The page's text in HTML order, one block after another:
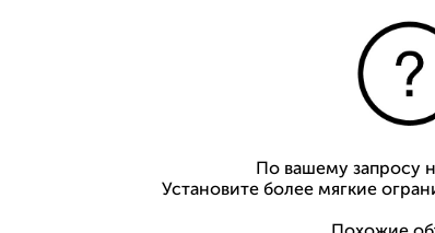
По вашему запросу
Установите более мягкие